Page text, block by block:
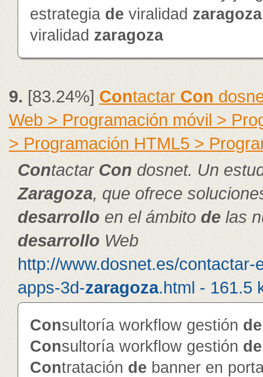
estrategia de viralidad zaragoza
viralidad zaragoza
9.[83.24%] ContactarCon
Web > Programación móvil >
> Programación HTML5 >
Contactar Condosnet. Un
Zaragoza, que ofrece
desarrolloen el ámbito delas
desarrolloWeb
http://www.dosnet.es/contactar-
apps-3d-zaragoza.html - 161.5
Consultoría workflow gestión de
Consultoría workflow gestión de
Contratación de banner en